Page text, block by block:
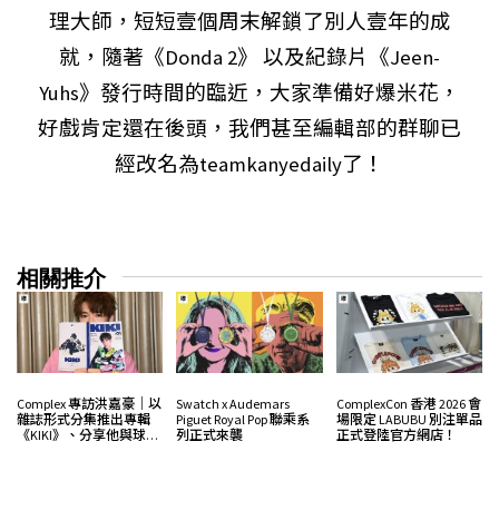
理大師，短短壹個周末解鎖了別人壹年的成
就，隨著《Donda 2》 以及紀錄片《Jeen-
Yuhs》發行時間的臨近，大家準備好爆米花，
好戲肯定還在後頭，我們甚至編輯部的群聊已
經改名為teamkanyedaily了！
相關推介
Complex 專訪洪嘉豪｜以
雜誌形式分集推出專輯
《KIKI》、分享他與球鞋
Swatch x Audemars
Piguet Royal Pop 聯乘系
列正式來襲
ComplexCon 香港 2026 會
場限定 LABUBU 別注單品
正式登陸官方網店！